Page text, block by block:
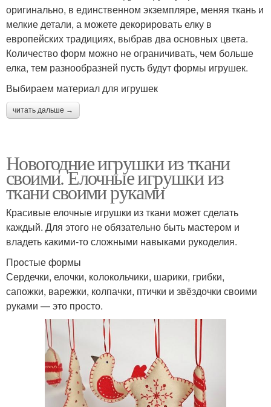
оригинально, в единственном экземпляре, меняя ткань и
мелкие детали, а можете декорировать елку в
европейских традициях, выбрав два основных цвета.
Количество форм можно не ограничивать, чем больше
елка, тем разнообразней пусть будут формы игрушек.
Выбираем материал для игрушек
читать дальше →
Новогодние игрушки из ткани
своими. Елочные игрушки из
ткани своими руками
Красивые елочные игрушки из ткани может сделать
каждый. Для этого не обязательно быть мастером и
владеть какими-то сложными навыками рукоделия.
Простые формы
Сердечки, елочки, колокольчики, шарики, грибки,
сапожки, варежки, колпачки, птички и звёздочки своими
руками — это просто.